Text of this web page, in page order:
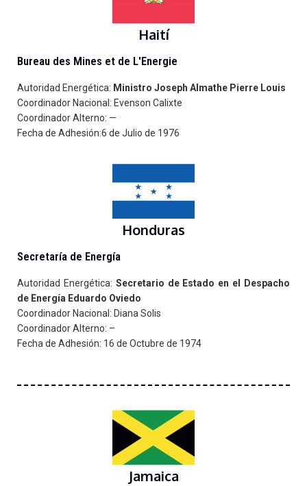
Haití
Bureau des Mines et de L'Energie
Autoridad Energética: Ministro Joseph Almathe Pierre Louis
Coordinador Nacional: Evenson Calixte
Coordinador Alterno: —
Fecha de Adhesión:6 de Julio de 1976
Honduras
Secretaría de Energía
Autoridad Energética: Secretario de Estado en el Despacho
de Energía Eduardo Oviedo
Coordinador Nacional: Diana Solis
Coordinador Alterno: –
Fecha de Adhesión: 16 de Octubre de 1974
Jamaica